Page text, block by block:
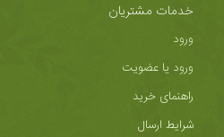
خدمات مشتریان
ورود
ورود یا عضویت
راهنمای خرید
شرایط ارسال